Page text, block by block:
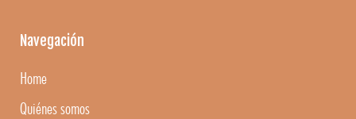
Navegación
Home
Quiénes somos